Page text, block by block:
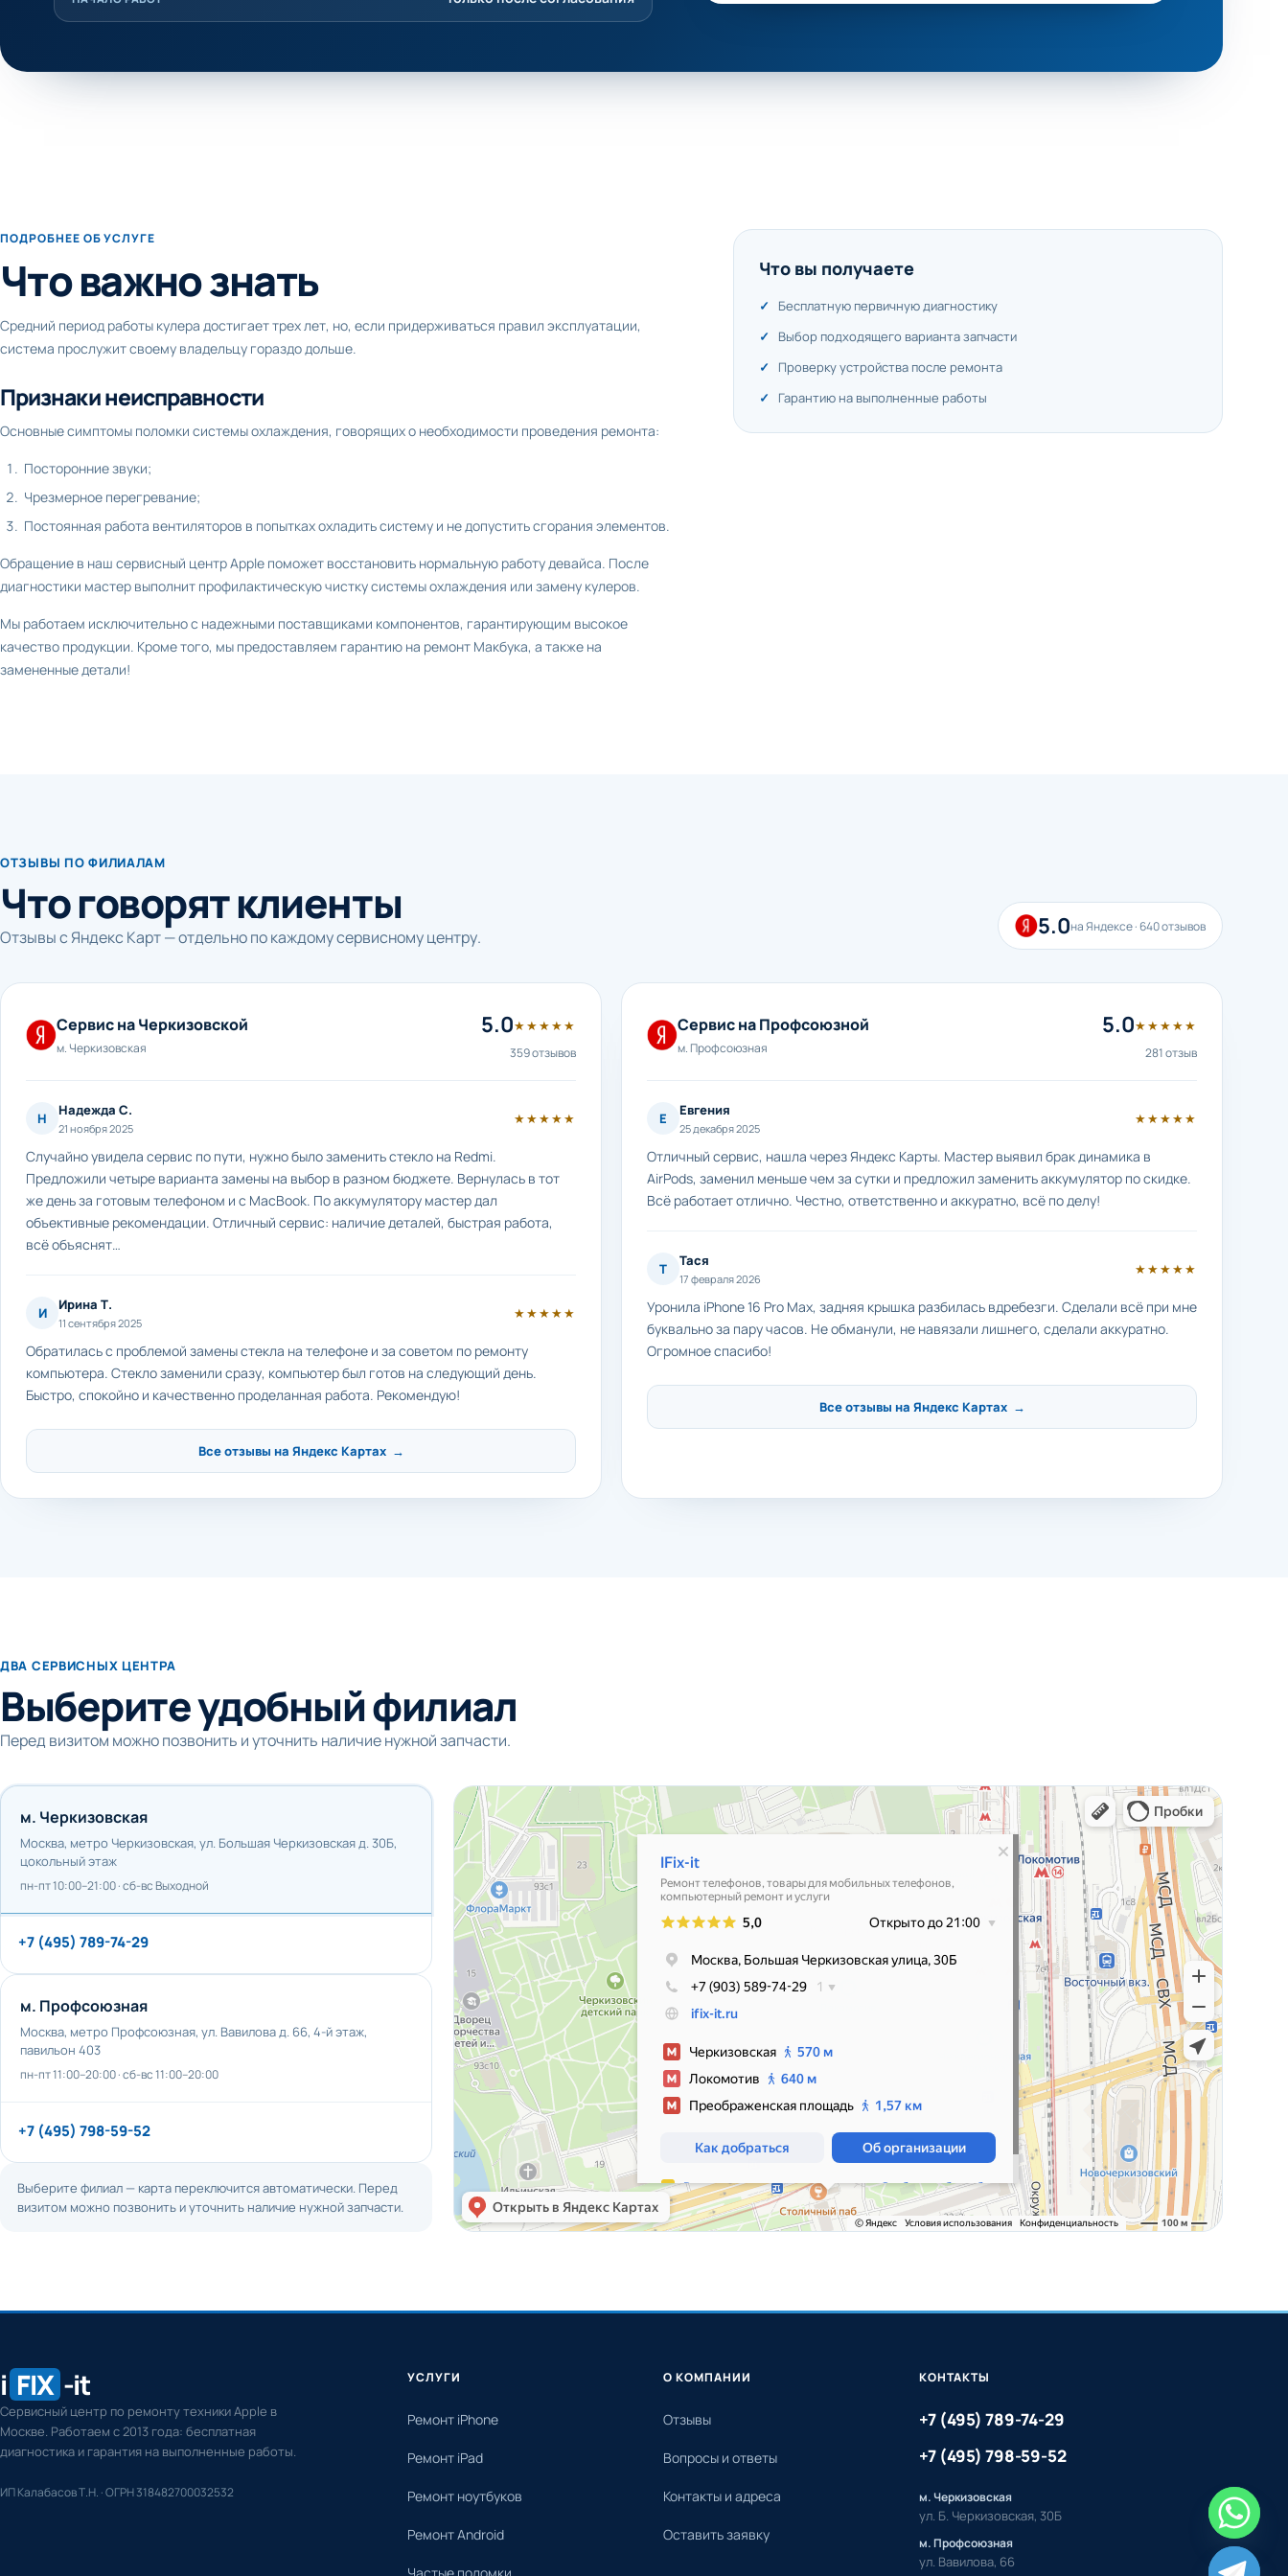
ПОДРОБНЕЕ ОБ УСЛУГЕ
Что важно знать
Средний период работы кулера достигает трех лет, но, если придерживаться правил эксплуатации,
система прослужит своему владельцу гораздо дольше.
Признаки неисправности
Основные симптомы поломки системы охлаждения, говорящих о необходимости проведения ремонта:
Посторонние звуки;
Чрезмерное перегревание;
Постоянная работа вентиляторов в попытках охладить систему и не допустить сгорания элементов.
Обращение в наш сервисный центр Apple поможет восстановить нормальную работу девайса. После
диагностики мастер выполнит профилактическую чистку системы охлаждения или замену кулеров.
Мы работаем исключительно с надежными поставщиками компонентов, гарантирующим высокое
качество продукции. Кроме того, мы предоставляем гарантию на ремонт Макбука, а также на
замененные детали!
Что вы получаете
Бесплатную первичную диагностику
Выбор подходящего варианта запчасти
Проверку устройства после ремонта
Гарантию на выполненные работы
ОТЗЫВЫ ПО ФИЛИАЛАМ
Что говорят клиенты
Отзывы с Яндекс Карт — отдельно по каждому сервисному центру. 5.0на Яндексе · 640 отзывов
Сервис на Черкизовской
м. Черкизовская
5.0★★★★★
359 отзывов
Н Надежда С.
21 ноября 2025
★★★★★
Случайно увидела сервис по пути, нужно было заменить стекло на Redmi.
Предложили четыре варианта замены на выбор в разном бюджете. Вернулась в тот
же день за готовым телефоном и с MacBook. По аккумулятору мастер дал
объективные рекомендации. Отличный сервис: наличие деталей, быстрая работа,
всё объяснят…
И Ирина Т.
11 сентября 2025
★★★★★
Обратилась с проблемой замены стекла на телефоне и за советом по ремонту
компьютера. Стекло заменили сразу, компьютер был готов на следующий день.
Быстро, спокойно и качественно проделанная работа. Рекомендую!
Все отзывы на Яндекс Картах →
Сервис на Профсоюзной
м. Профсоюзная
5.0★★★★★
281 отзыв
Е Евгения
25 декабря 2025
★★★★★
Отличный сервис, нашла через Яндекс Карты. Мастер выявил брак динамика в
AirPods, заменил меньше чем за сутки и предложил заменить аккумулятор по скидке.
Всё работает отлично. Честно, ответственно и аккуратно, всё по делу!
Т Тася
17 февраля 2026
★★★★★
Уронила iPhone 16 Pro Max, задняя крышка разбилась вдребезги. Сделали всё при мне
буквально за пару часов. Не обманули, не навязали лишнего, сделали аккуратно.
Огромное спасибо!
Все отзывы на Яндекс Картах →
ДВА СЕРВИСНЫХ ЦЕНТРА
Выберите удобный филиал
Перед визитом можно позвонить и уточнить наличие нужной запчасти.
м. Черкизовская
Москва, метро Черкизовская, ул. Большая Черкизовская д. 30Б,
цокольный этаж
пн-пт 10:00–21:00 · сб-вс Выходной
+7 (495) 789-74-29
м. Профсоюзная
Москва, метро Профсоюзная, ул. Вавилова д. 66, 4-й этаж,
павильон 403
пн-пт 11:00–20:00 · сб-вс 11:00–20:00
+7 (495) 798-59-52
Выберите филиал — карта переключится автоматически. Перед
визитом можно позвонить и уточнить наличие нужной запчасти.
i FIX -it
Сервисный центр по ремонту техники Apple в
Москве. Работаем с 2013 года: бесплатная
диагностика и гарантия на выполненные работы.
ИП Калабасов Т.Н. · ОГРН 318482700032532
УСЛУГИ
Ремонт iPhone
Ремонт iPad
Ремонт ноутбуков
Ремонт Android
О КОМПАНИИ
Отзывы
Вопросы и ответы
Контакты и адреса
Оставить заявку
КОНТАКТЫ
+7 (495) 789-74-29
+7 (495) 798-59-52
м. Черкизовская
ул. Б. Черкизовская, 30Б
м. Профсоюзная
ул. Вавилова, 66